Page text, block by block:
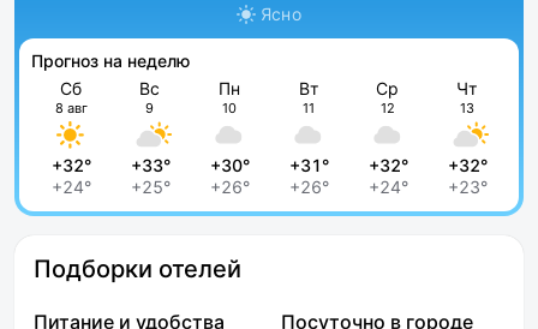
Ясно
Прогноз на неделю
Сб
8 авг
+32°
+24°
Вс
9
+33°
+25°
Пн
10
+30°
+26°
Вт
11
+31°
+26°
Ср
12
+32°
+24°
Чт
13
+32°
+23°
Подборки отелей
Питание и удобства Посуточно в городе